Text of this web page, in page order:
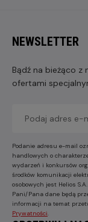
NEWSLETTER
Bądź na bieżąco z
ofertami
Podanie adresu e-mail
handlowych o
wydarzeń i konkursów
środków komunikacji
osobowych jest Helios
Pani/Pana dane będą
informacji na temat
Prywatności